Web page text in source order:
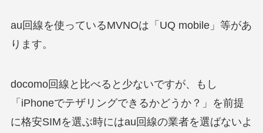
au回線を使っているMVNOは「UQ mobile」等があ
ります。
docomo回線と比べると少ないですが、もし
「iPhoneでテザリングできるかどうか？」を前提
に格安SIMを選ぶ時にはau回線の業者を選ばないよ